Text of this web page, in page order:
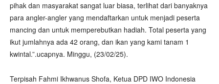
pihak dan masyarakat sangat luar biasa, terlihat dari banyaknya
para angler-angler yang mendaftarkan untuk menjadi peserta
mancing dan untuk memperebutkan hadiah. Total peserta yang
ikut jumlahnya ada 42 orang, dan ikan yang kami tanam 1
kwintal.”.ucapnya. Minggu, (23/02/25).
Terpisah Fahmi Ikhwanus Shofa, Ketua DPD IWO Indonesia